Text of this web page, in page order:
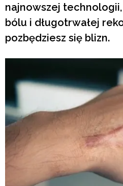
najnowszej
bólu i długotrwałej
pozbędziesz się blizn.